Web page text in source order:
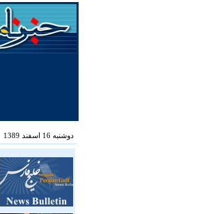
دوشنبه 16 اسفند 1389